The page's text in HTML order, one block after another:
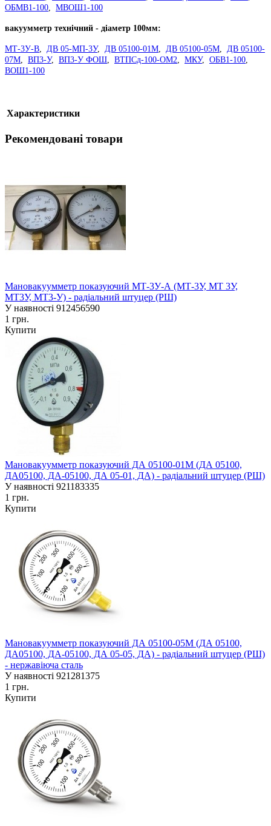
ОБМВ1-100, МВОШ1-100
вакуумметр технічний - діаметр 100мм:
МТ-3У-В, ДВ 05-МП-3У, ДВ 05100-01М, ДВ 05100-05М, ДВ 05100-
07М, ВП3-У, ВП3-У ФОШ, ВТПСд-100-ОМ2, МКУ, ОБВ1-100,
ВОШ1-100
Характеристики
Рекомендовані товари
Мановакуумметр показуючий МТ-3У-А (МТ-3У, МТ 3У,
МТ3У, МТ3-У) - радіальний штуцер (РШ)
У наявності 912456590
1 грн.
Купити
Мановакуумметр показуючий ДА 05100-01М (ДА 05100,
ДА05100, ДА-05100, ДА 05-01, ДА) - радіальний штуцер (РШ)
У наявності 921183335
1 грн.
Купити
Мановакуумметр показуючий ДА 05100-05М (ДА 05100,
ДА05100, ДА-05100, ДА 05-05, ДА) - радіальний штуцер (РШ)
- нержавіюча сталь
У наявності 921281375
1 грн.
Купити